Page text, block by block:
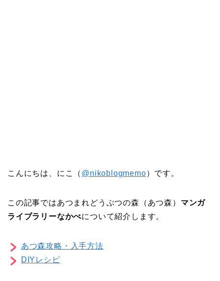
こんにちは、にこ（ @nikoblogmemo）です。
この記事ではあつまれどうぶつの森（あつ森） マンガ
ライブラリーなかべについて紹介します。
あつ森攻略・入手方法
DIYレシピ